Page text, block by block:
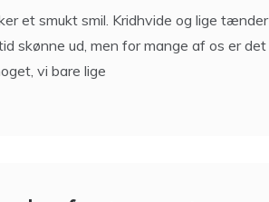
et smukt smil. Kridhvide og lige tænder
skønne ud, men for mange af os er det
vi bare lige